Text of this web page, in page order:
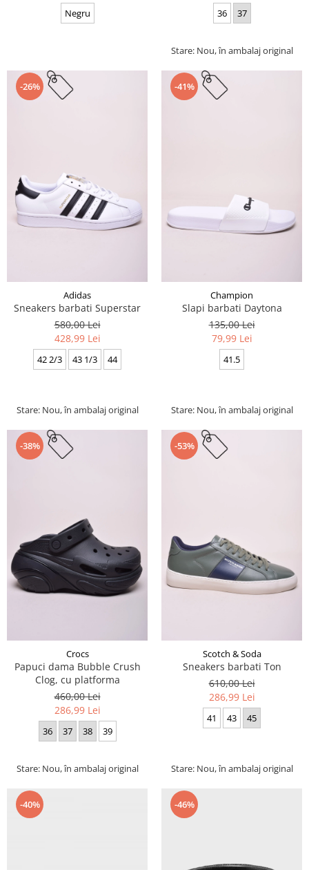
Negru 36 37
Stare: Nou, în ambalaj original
-26%
Adidas
Sneakers barbati Superstar
580,00 Lei
428,99 Lei
42 2/3 43 1/3 44
Stare: Nou, în ambalaj original
-41%
Champion
Slapi barbati Daytona
135,00 Lei
79,99 Lei
41.5
Stare: Nou, în ambalaj original
-38%
Crocs
Papuci dama Bubble Crush
Clog, cu platforma
460,00 Lei
286,99 Lei
36 37 38 39
Stare: Nou, în ambalaj original
-53%
Scotch & Soda
Sneakers barbati Ton
610,00 Lei
286,99 Lei
41 43 45
Stare: Nou, în ambalaj original
-40% -46%